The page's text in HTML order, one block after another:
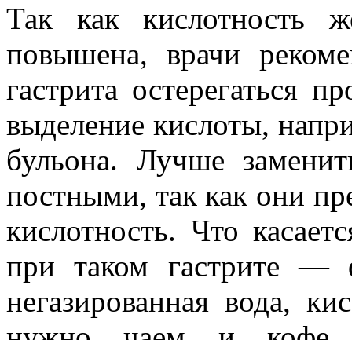
Так как кислотность
повышена, врачи
гастрита остерегаться
выделение кислоты,
бульона. Лучше
постными, так как они
кислотность. Что
при таком гастрите —
негазированная вода,